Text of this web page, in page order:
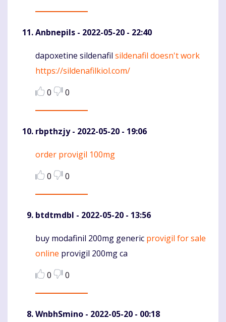
Anbnepils - 2022-05-20 - 22:40
Komentaras
dapoxetine sildenafil sildenafil doesn't work
https://sildenafilkiol.com/
0
0
rbpthzjy- 2022-05-20 - 19:06
Komentaras
order provigil 100mg
0
0
btdtmdbl - 2022-05-20 - 13:56
Komentaras
buy modafinil 200mg generic provigil for sale
online provigil 200mg ca
0
0
WnbhSmino - 2022-05-20 - 00:18